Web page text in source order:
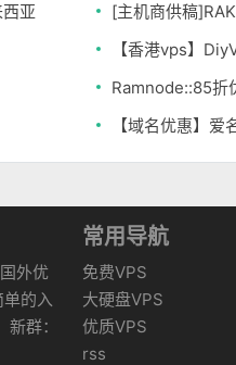
亚
【香港vps】
Ramnode::85折
【域名优惠】
外优
的入
群：
常用导航
免费VPS
大硬盘VPS
优质VPS
rss